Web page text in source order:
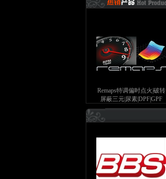
Remaps特调偏时点火|破转
屏蔽三元|尿素|DPF|GPF